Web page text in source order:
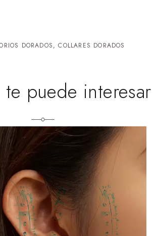
DORADOS,COLLARES DORADOS
te puede interesar